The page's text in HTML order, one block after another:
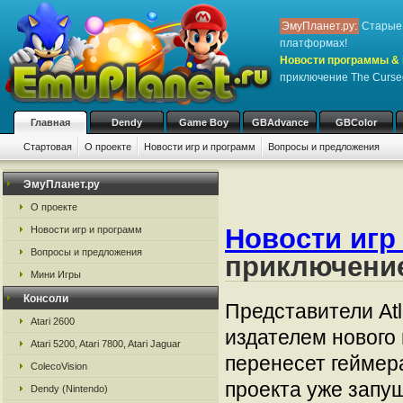
ЭмуПланет.ру: Старые
платформах!
Новости программы &
приключение The
Главная Dendy Game Boy GBAdvance GBColor
Стартовая О проекте Новости игр и программ Вопросы и предложения
ЭмуПланет.ру
О проекте
Новости игр и программ
Вопросы и предложения
Мини Игры
Консоли
Atari 2600
Atari 5200, Atari 7800, Atari Jaguar
ColecoVision
Dendy (Nintendo)
Новости
Представители
издателем
перенесет
проекта уже